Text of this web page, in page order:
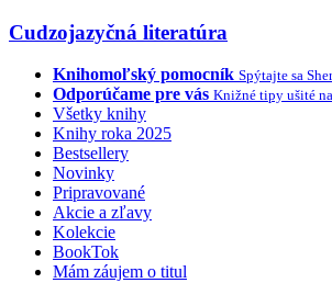
Cudzojazyčná literatúra
Knihomoľský pomocník Spýtajte sa
Odporúčame pre vás Knižné tipy ušité
Všetky knihy
Knihy roka 2025
Bestsellery
Novinky
Pripravované
Akcie a zľavy
Kolekcie
BookTok
Mám záujem o titul